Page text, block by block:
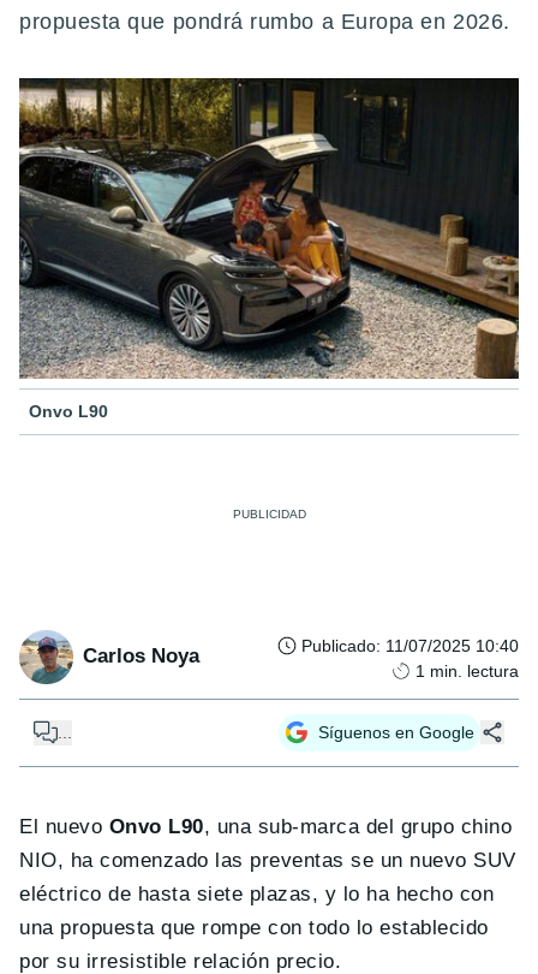
propuesta que pondrá rumbo a Europa en 2026.
Onvo L90
Carlos Noya Publicado: 11/07/2025 10:40
1 min. lectura
Síguenos en Google
El nuevo Onvo L90, una sub-marca del grupo chino
NIO, ha comenzado las preventas se un nuevo SUV
eléctrico de hasta siete plazas, y lo ha hecho con
una propuesta que rompe con todo lo establecido
por su irresistible relación precio.